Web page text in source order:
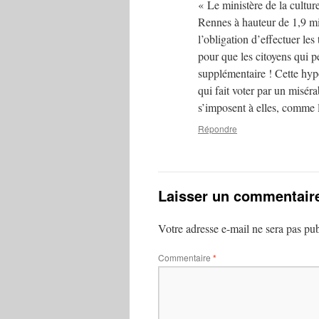
« Le ministère de la
Rennes à hauteur de 1,9
l’obligation d’effectuer
pour que les citoyens qui
supplémentaire ! Cette
qui fait voter par un
s’imposent à elles,
Répondre
Laisser un
Votre adresse e-mail ne sera pas
Commentaire *